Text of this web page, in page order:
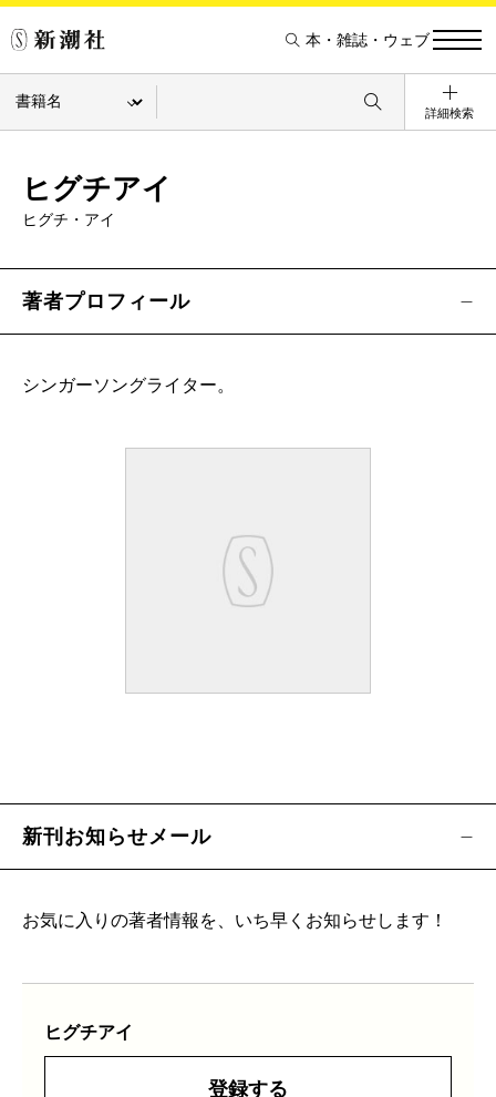
本・雑誌・ウェブ
詳細検索
ヒグチアイ
ヒグチ・アイ
著者プロフィール
シンガーソングライター。
新刊お知らせメール
お気に入りの著者情報を、いち早くお知らせします！
ヒグチアイ
登録する